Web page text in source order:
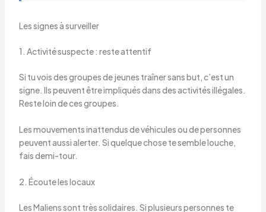
Les signes à surveiller
1. Activité suspecte : reste attentif
Si tu vois des groupes de jeunes traîner sans but, c’est un
signe. Ils peuvent être impliqués dans des activités illégales.
Reste loin de ces groupes.
Les mouvements inattendus de véhicules ou de personnes
peuvent aussi alerter. Si quelque chose te semble louche,
fais demi-tour.
2. Écoute les locaux
Les Maliens sont très solidaires. Si plusieurs personnes te